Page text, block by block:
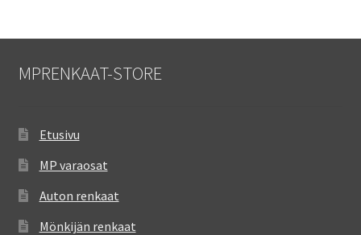
MPRENKAAT-STORE
Etusivu
MP varaosat
Auton renkaat
Mönkijän renkaat